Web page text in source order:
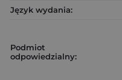
Język wydania:
Podmiot
odpowiedzialny: